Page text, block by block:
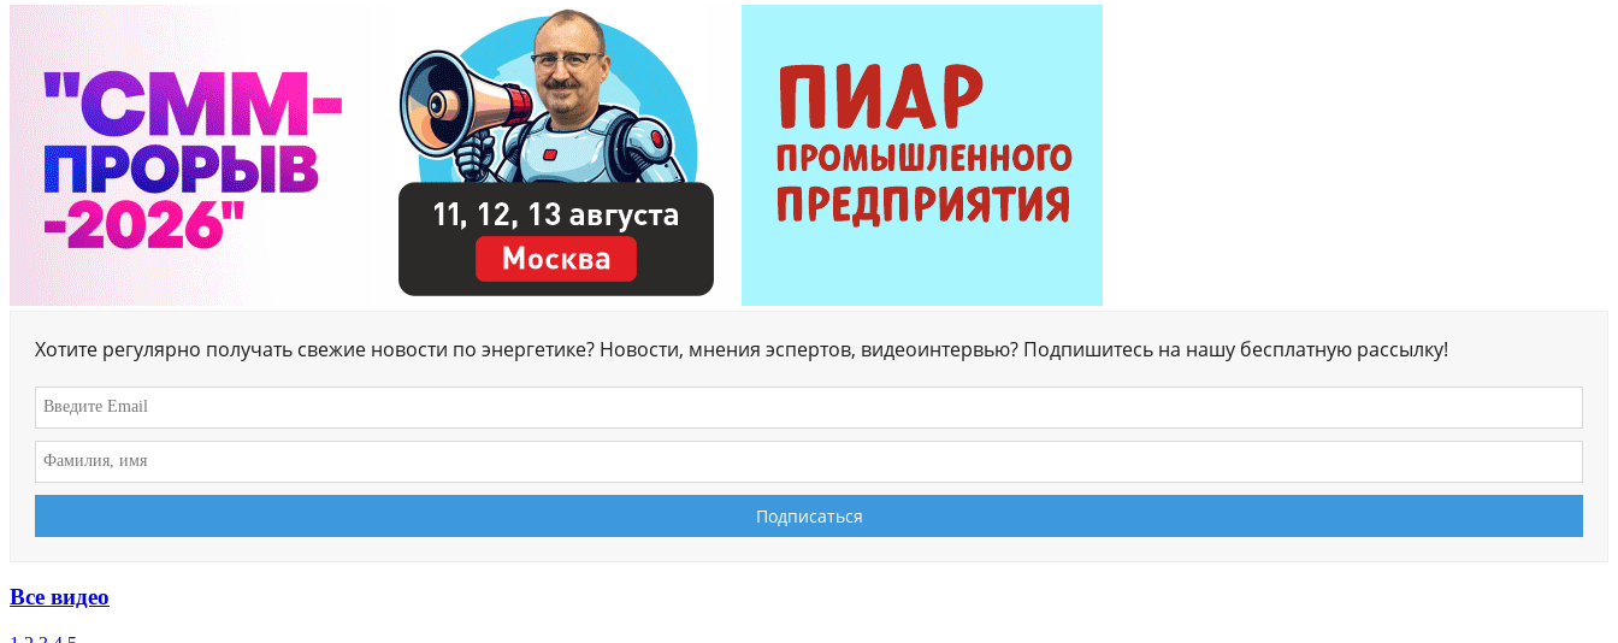
Хотите регулярно получать свежие новости по энергетике? Новости, мнения эспертов, видеоинтервью? Подпишитесь на нашу бесплатную рассылку!
Все видео